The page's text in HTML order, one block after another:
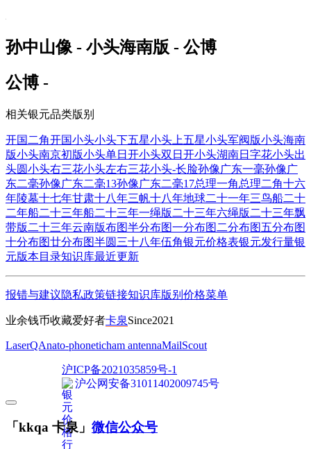
孙中山像 - 小头海南版 - 公博
公博 -
相关银元品类版别
开国二角开国小头小头下五星小头上五星小头军阀版小头海南
版小头南京初版小头单日开小头双日开小头湖南日字花小头出
头圆小头右三花小头左右三花小头-长脸孙像广东一毫孙像广
东二毫孙像广东二毫13孙像广东二毫17总理一角总理二角十六
年陵墓十七年甘肃十八年三帆十八年地球二十一年三鸟船二十
二年船二十三年船二十三年一绳版 二十三年六绳版 二十三年飘
带版 二十三年云南版布图半分布图一分布图二分布图五分布图
十分布图廿分布图半圆 三十八年伍角银元价格表银元发行量银
元版本目录知识库最近更新
报错与建议隐私政策链接知识库版别 价格菜单
业余钱币收藏爱好者卡泉Since2021
LaserQAnato-phoneticham antennaMailScout
沪ICP备2021035859号-1
沪公网安备31011402009745号
「kkqa 卡泉」 微信公众号